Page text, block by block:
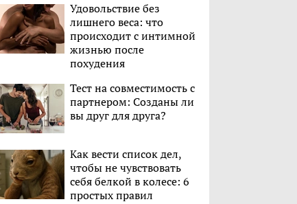
Удовольствие без
лишнего веса: что
происходит с интимной
жизнью после
похудения
Тест на совместимость с
партнером: Созданы ли
вы друг для друга?
Как вести список дел,
чтобы не чувствовать
себя белкой в колесе: 6
простых правил